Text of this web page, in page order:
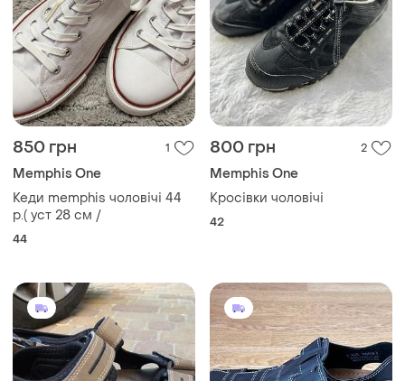
850 грн 1
Memphis One
Кеди memphis чоловічі 44
р.( уст 28 см /
44
800 грн 2
Memphis One
Кросівки чоловічі
42